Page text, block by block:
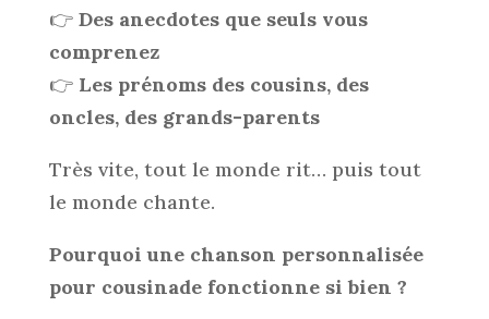
👉 Des anecdotes que seuls vous
comprenez
👉 Les prénoms des cousins, des
oncles, des grands-parents
Très vite, tout le monde rit… puis tout
le monde chante.
Pourquoi une chanson personnalisée
pour cousinade fonctionne si bien ?